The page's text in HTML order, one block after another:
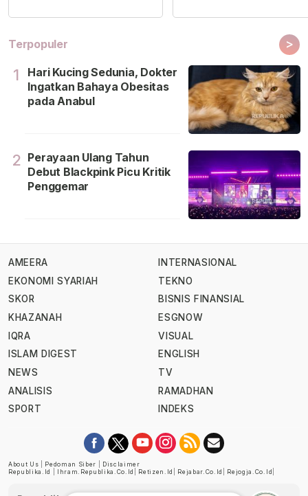
Terpopuler >
1
Hari Kucing Sedunia, Dokter
Ingatkan Bahaya Obesitas
pada Anabul
2 Perayaan Ulang Tahun
Debut Blackpink Picu Kritik
Penggemar
AMEERA
EKONOMI SYARIAH
SKOR
KHAZANAH
IQRA
ISLAM DIGEST
NEWS
ANALISIS
SPORT
INTERNASIONAL
TEKNO
BISNIS FINANSIAL
ESGNOW
VISUAL
ENGLISH
TV
RAMADHAN
INDEKS
About Us Pedoman Siber
Disclaimer
Republika.id
Ihram.republika.co.id Retizen.id Rejabar.co.id Rejogja.co.id